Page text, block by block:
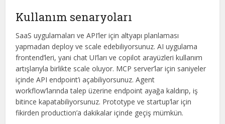
Kullanım senaryoları
SaaS uygulamaları ve API’ler için altyapı planlaması
yapmadan deploy ve scale edebiliyorsunuz. AI uygulama
frontend’leri, yani chat UI’ları ve copilot arayüzleri kullanım
artışlarıyla birlikte scale oluyor. MCP server’lar için saniyeler
içinde API endpoint’i açabiliyorsunuz. Agent
workflow’larında talep üzerine endpoint ayağa kaldırıp, iş
bitince kapatabiliyorsunuz. Prototype ve startup’lar için
fikirden production’a dakikalar içinde geçiş mümkün.